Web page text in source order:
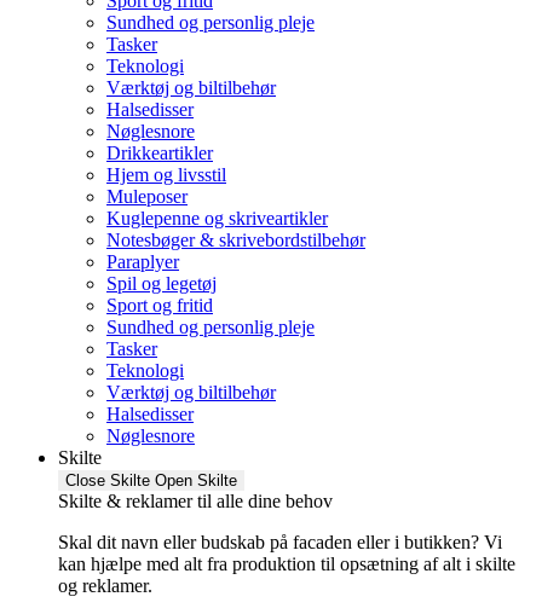
Sundhed og personlig pleje
Tasker
Teknologi
Værktøj og biltilbehør
Halsedisser
Nøglesnore
Drikkeartikler
Hjem og livsstil
Muleposer
Kuglepenne og skriveartikler
Notesbøger & skrivebordstilbehør
Paraplyer
Spil og legetøj
Sport og fritid
Sundhed og personlig pleje
Tasker
Teknologi
Værktøj og biltilbehør
Halsedisser
Nøglesnore
Skilte
Close Skilte Open Skilte
Skilte & reklamer til alle dine behov
Skal dit navn eller budskab på facaden eller i butikken? Vi
kan hjælpe med alt fra produktion til opsætning af alt i skilte
og reklamer.